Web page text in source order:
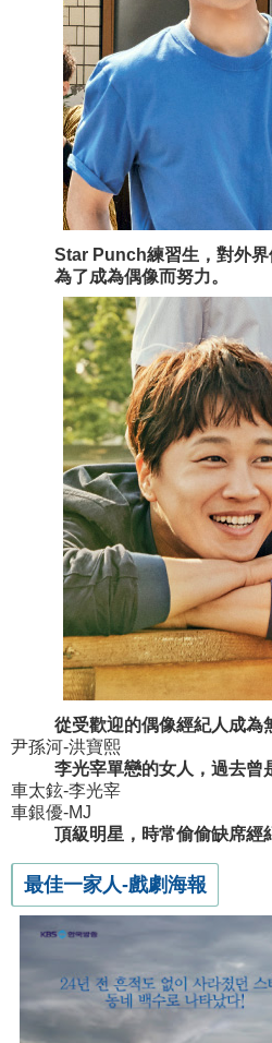
Star Punch練習生，對外
為了成為偶像而努力。
從受歡迎的偶像經紀人成為
尹孫河-洪寶熙
李光宰單戀的女人，過去曾
車太鉉-李光宰
車銀優-MJ
頂級明星，時常偷偷缺席經
最佳一家人-戲劇海報